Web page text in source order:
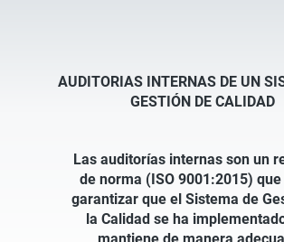
AUDITORIAS INTERNAS DE UN
GESTIÓN DE CALIDAD
Las auditorías internas son un
de norma (ISO 9001:2015) que
garantizar que el Sistema de
la Calidad se ha